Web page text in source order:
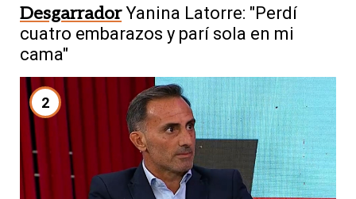
Desgarrador Yanina Latorre: "Perdí
cuatro embarazos y parí sola en mi
cama"
2